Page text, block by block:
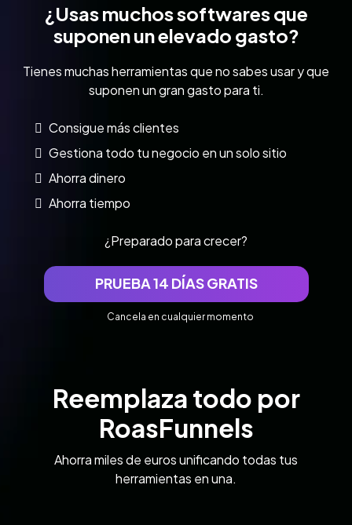
¿Usas muchos softwares que
suponen un elevado gasto?
Tienes muchas herramientas que no sabes usar y que
suponen un gran gasto para ti.
Consigue más clientes
Gestiona todo tu negocio en un solo sitio
Ahorra dinero
Ahorra tiempo
¿Preparado para crecer?
PRUEBA 14 DÍAS GRATIS
Cancela en cualquier momento
Reemplaza todo por
RoasFunnels
Ahorra miles de euros unificando todas tus
herramientas en una.